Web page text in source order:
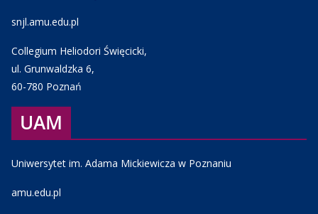
snjl.amu.edu.pl
Collegium Heliodori Święcicki,
ul. Grunwaldzka 6,
60-780 Poznań
UAM
Uniwersytet im. Adama Mickiewicza w Poznaniu
amu.edu.pl